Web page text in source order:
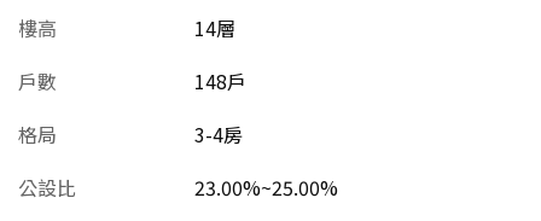
樓高
14層
戶數
148戶
格局
3-4房
公設比
23.00%~25.00%